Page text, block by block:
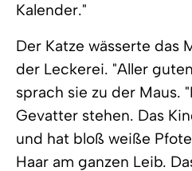
Kalender."
Der Katze wässerte das
der Leckerei. "Aller
sprach sie zu der Maus.
Gevatter stehen. Das
und hat bloß weiße
Haar am ganzen Leib.